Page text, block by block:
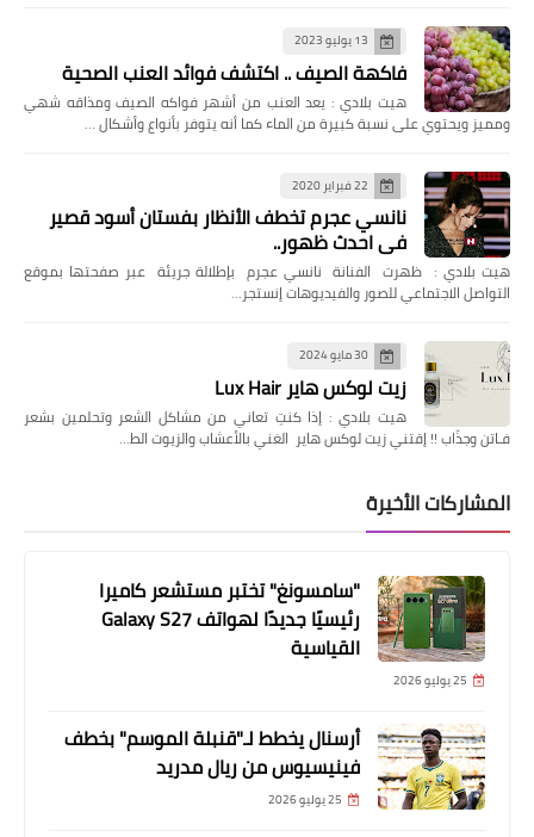
13 يوليو 2023
فاكهة الصيف .. اكتشف فوائد العنب الصحية
هيت بلادي : يعد العنب من أشهر فواكه الصيف ومذاقه شهي
ومميز ويحتوي على نسبة كبيرة من الماء كما أنه يتوفر بأنواع وأشكال …
22 فبراير 2020
نانسي عجرم تخطف الأنظار بفستان أسود قصير
في احدث ظهور..
هيت بلادي : ظهرت الفنانة نانسي عجرم بإطلالة جريئة عبر صفحتها بموقع
التواصل الاجتماعي للصور والفيديوهات إنستجر…
30 مايو 2024
زيت لوكس هاير Lux Hair
هيت بلادي : إذا كنتِ تعاني من مشاكل الشعر وتحلمين بشعر
فـاتن وجذّاب !! إقتني زيت لوكس هاير الغني بالأعشاب والزيوت الط…
المشاركات الأخيرة
"سامسونغ" تختبر مستشعر كاميرا
رئيسيًا جديدًا لهواتف Galaxy S27
القياسية
25 يوليو 2026
أرسنال يخطط لـ"قنبلة الموسم" بخطف
فينيسيوس من ريال مدريد
25 يوليو 2026